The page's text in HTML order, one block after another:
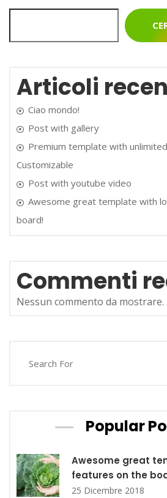
Articoli
Ciao mondo!
Post with gallery
Premium template with
Customizable
Post with youtube video
Awesome great template with
board!
Commenti
Nessun commento da mostrare.
Popular
Awesome great
features on the
25 Dicembre 2018